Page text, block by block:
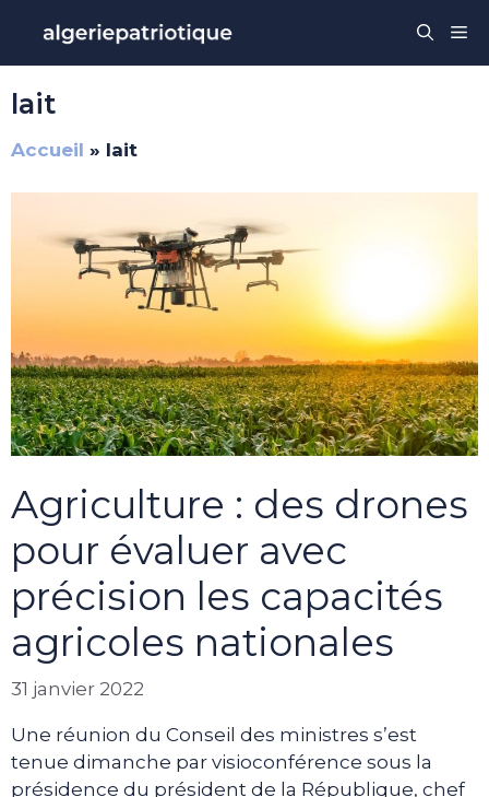
contenu
lait
Accueil » lait
Agriculture : des drones
pour évaluer avec
précision les capacités
agricoles nationales
31 janvier 2022
Une réunion du Conseil des ministres s’est
tenue dimanche par visioconférence sous la
présidence du président de la République, chef